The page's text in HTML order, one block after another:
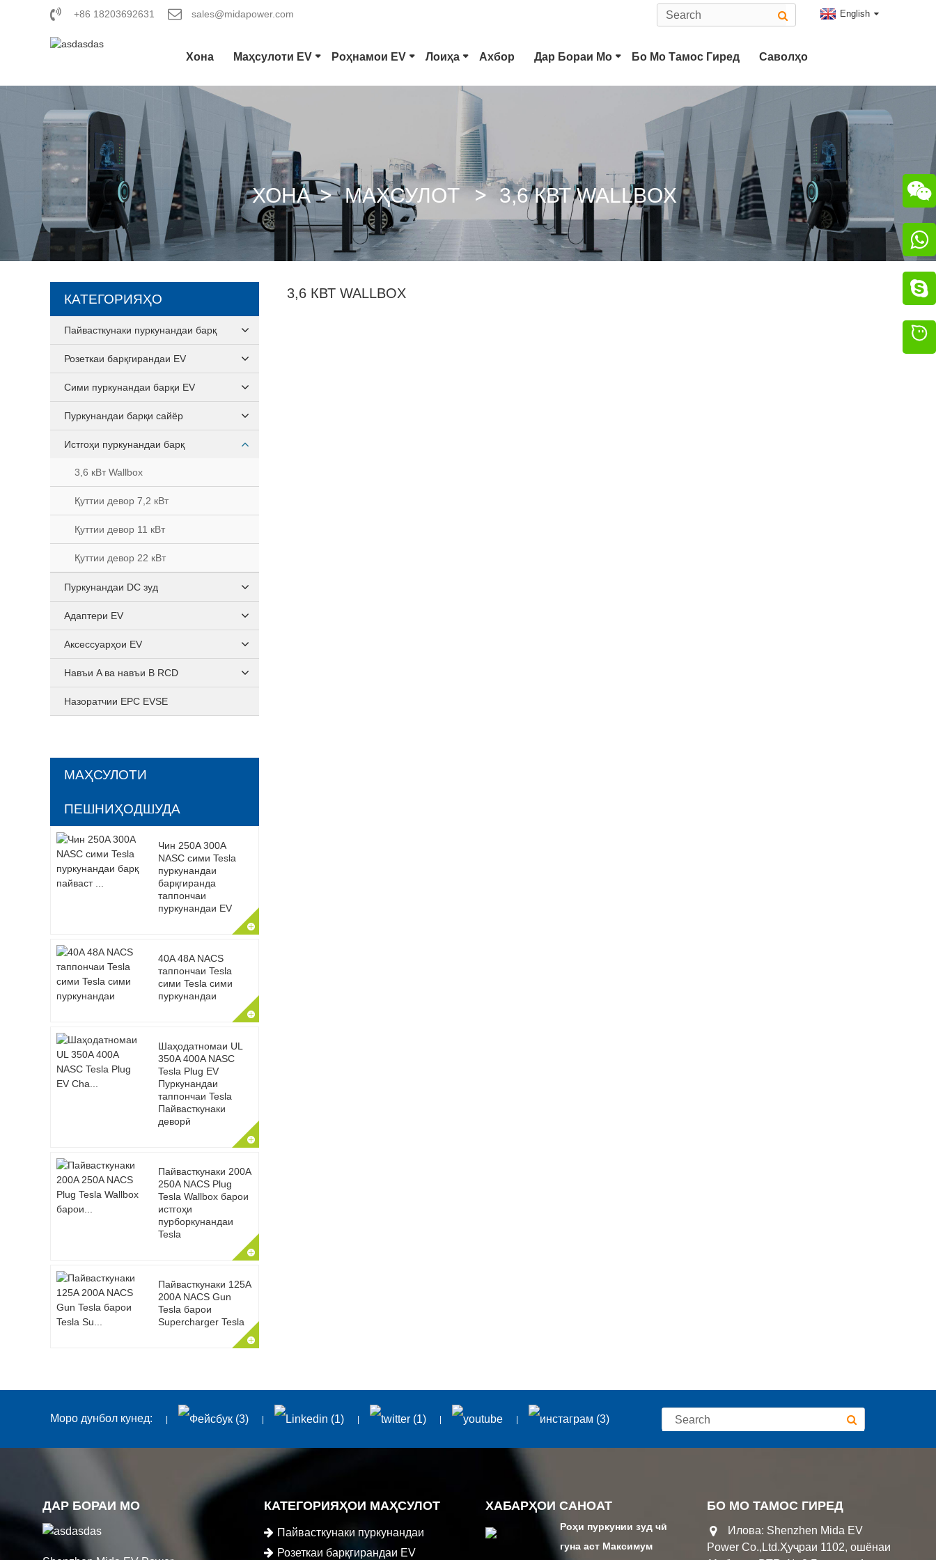
+86 18203692631 sales@midapower.com English
Хона Маҳсулоти EV
Навъи 2 Пайвасткунаки EV
Пайвасткунаки CHAdeMO
GB/T Таппончаи DC Пайвасткунаки ChaoJi
Роҳнамои EV Лоиҳа Ахбор Дар Бораи Мо Бо Мо Тамос Гиред Саволҳо
ХОНА МАҲСУЛОТ 3,6 КВТ WALLBOX
КАТЕГОРИЯҲО
Пайвасткунаки пуркунандаи барқ
Розеткаи барқгирандаи EV
Сими пуркунандаи барқи EV
Пуркунандаи барқи сайёр
Истгоҳи пуркунандаи барқ
3,6 кВт Wallbox
Қуттии девор 7,2 кВт
Қуттии девор 11 кВт
Қуттии девор 22 кВт
Пуркунандаи DC зуд
Адаптери EV
Аксессуарҳои EV
Навъи A ва навъи B RCD
Назоратчии EPC EVSE
МАҲСУЛОТИ
ПЕШНИҲОДШУДА
Чин 250A 300A
NASC сими Tesla
пуркунандаи
барқгиранда
таппончаи
пуркунандаи EV
40A 48A NACS
таппончаи Tesla
сими Tesla сими
пуркунандаи
Шаҳодатномаи UL
350A 400A NASC
Tesla Plug EV
Пуркунандаи
таппончаи Tesla
Пайвасткунаки
деворӣ
Пайвасткунаки 200A
250A NACS Plug
Tesla Wallbox барои
истгоҳи
пурборкунандаи
Tesla
Пайвасткунаки 125A
200A NACS Gun
Tesla барои
Supercharger Tesla
3,6 КВТ WALLBOX
Моро дунбол кунед:
ДАР БОРАИ МО КАТЕГОРИЯҲОИ МАҲСУЛОТ
Пайвасткунаки пуркунандаи
барқРозеткаи барқгирандаи EV
ХАБАРҲОИ САНОАТ
Роҳи пуркунии зуд чӣ
гуна аст Максимум
БО МО ТАМОС ГИРЕД
Илова: Shenzhen Mida EV
Power Co.,Ltd.Ҳуҷраи 1102, ошёнаи


